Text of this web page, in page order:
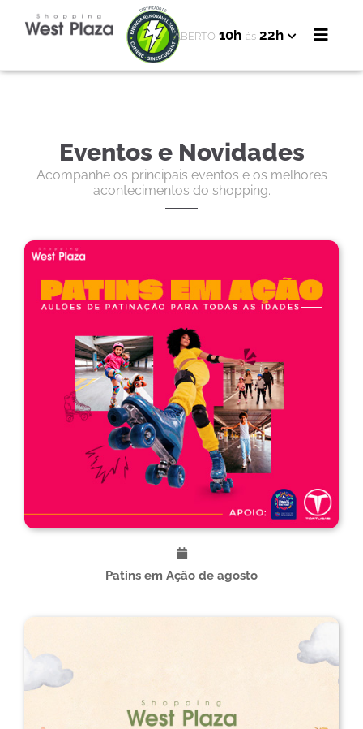
ABERTO 10h às 22h
Eventos e Novidades
Acompanhe os principais eventos e os melhores
acontecimentos do shopping.
Patins em Ação de agosto